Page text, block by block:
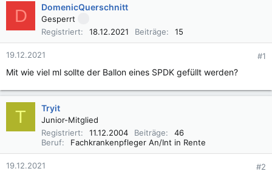
l
t
D DomenicQuerschnitt
Gesperrt
Registriert
18.12.2021 Beiträge 15
19.12.2021 #1
Mit wie viel ml sollte der Ballon eines SPDK gefüllt werden?
T Tryit
Junior-Mitglied
Registriert
11.12.2004 Beiträge
46
Beruf
Fachkrankenpfleger An/Int in Rente
19.12.2021 #2